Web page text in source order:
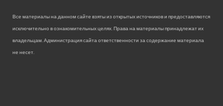
Все материалы на данном сайте взяты из открытых источников и предоставляются
исключительно в ознакомительных целях. Права на материалы принадлежат их
владельцам. Администрация сайта ответственности за содержание материала
не несет.